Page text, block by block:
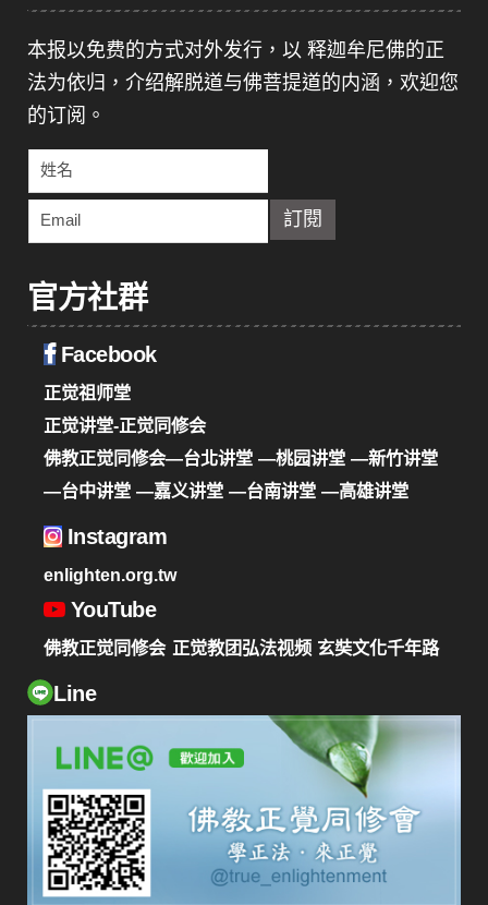
本报以免费的方式对外发行，以 释迦牟尼佛的正
法为依归，介绍解脱道与佛菩提道的内涵，欢迎您
的订阅。
官方社群
Facebook
正觉祖师堂
正觉讲堂-正觉同修会
佛教正觉同修会—台北讲堂 —桃园讲堂 —新竹讲堂
—台中讲堂 —嘉义讲堂 —台南讲堂 —高雄讲堂
Instagram
enlighten.org.tw
YouTube
佛教正觉同修会 正觉教团弘法视频 玄奘文化千年路
Line